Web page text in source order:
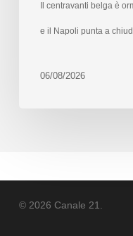
Il centravanti belga è
e il Napoli punta a
06/08/2026
© 2026 Canale 21.